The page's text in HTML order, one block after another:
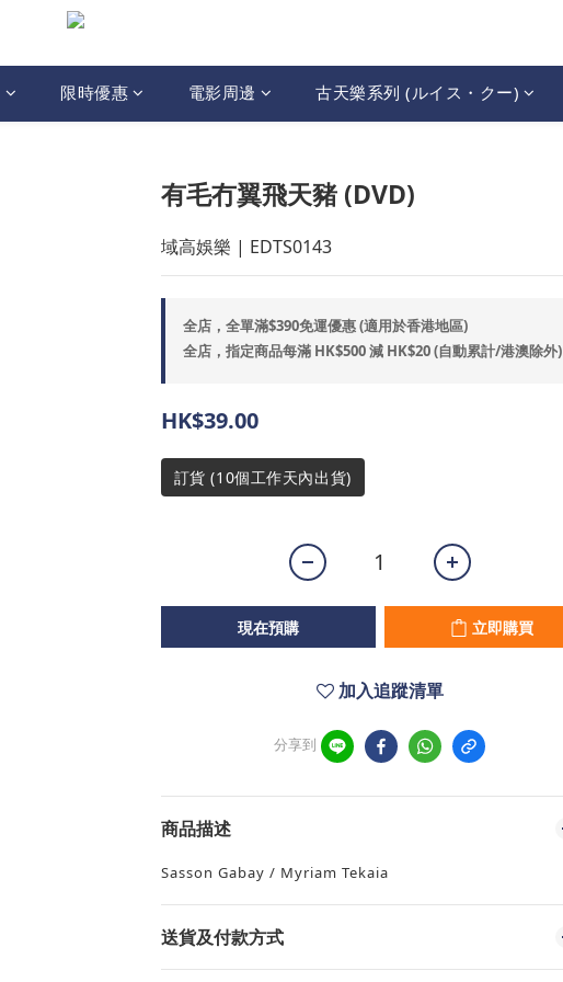
限時優惠 電影周邊 古天樂系列 (ルイス・クー)
有毛冇翼飛天豬 (DVD)
域高娛樂 | EDTS0143
全店，全單滿$390免運優惠 (適用於香港地區)
全店，指定商品每滿 HK$500 減 HK$20 (自動累計/港澳除外)
HK$39.00
訂貨 (10個工作天內出貨)
現在預購 立即購買
加入追蹤清單
分享到
商品描述
Sasson Gabay / Myriam Tekaia
送貨及付款方式